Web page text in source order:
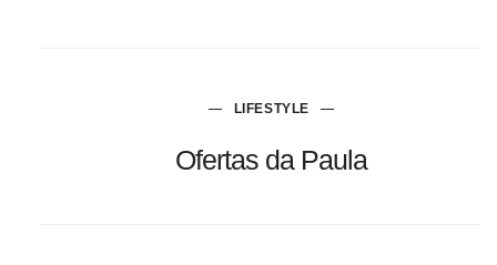
LIFESTYLE
Ofertas da Paula